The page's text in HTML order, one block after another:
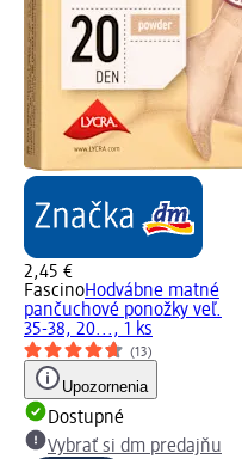
2,45 €
FascinoHodvábne matné
pančuchové ponožky veľ.
35-38, 20..., 1 ks
(13)
Upozornenia
Dostupné
Vybrať si dm predajňu